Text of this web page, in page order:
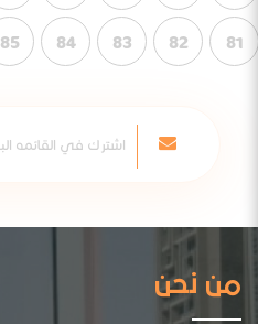
81
82
83
84
85
من نحن